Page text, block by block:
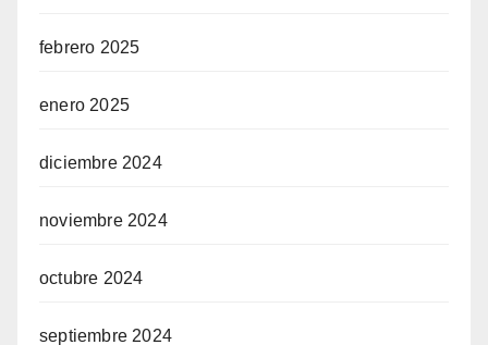
febrero 2025
enero 2025
diciembre 2024
noviembre 2024
octubre 2024
septiembre 2024